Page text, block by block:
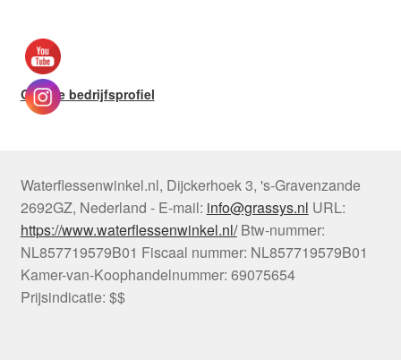
Google bedrijfsprofiel
Waterflessenwinkel.nl, Dijckerhoek 3, 's-Gravenzande
2692GZ, Nederland - E-mail: info@grassys.nl URL:
https://www.waterflessenwinkel.nl/ Btw-nummer:
NL857719579B01 Fiscaal nummer: NL857719579B01
Kamer-van-Koophandelnummer: 69075654
Prijsindicatie: $$